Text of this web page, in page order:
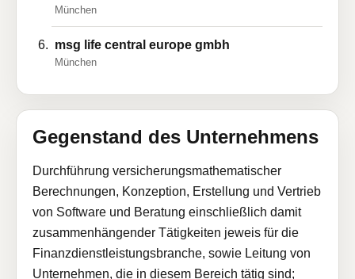
München
msg life central europe gmbh
München
Gegenstand des Unternehmens
Durchführung versicherungsmathematischer
Berechnungen, Konzeption, Erstellung und Vertrieb
von Software und Beratung einschließlich damit
zusammenhängender Tätigkeiten jeweis für die
Finanzdienstleistungsbranche, sowie Leitung von
Unternehmen, die in diesem Bereich tätig sind;